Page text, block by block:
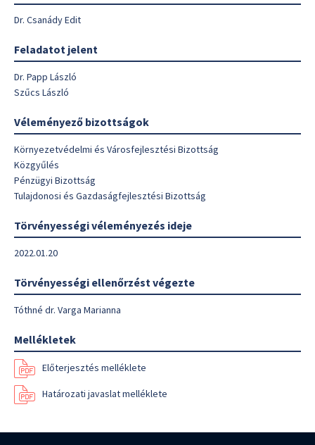
Dr. Csanády Edit
Feladatot jelent
Dr. Papp László
Szűcs László
Véleményező bizottságok
Környezetvédelmi és Városfejlesztési Bizottság
Közgyűlés
Pénzügyi Bizottság
Tulajdonosi és Gazdaságfejlesztési Bizottság
Törvényességi véleményezés ideje
2022.01.20
Törvényességi ellenőrzést végezte
Tóthné dr. Varga Marianna
Mellékletek
Előterjesztés melléklete
Határozati javaslat melléklete